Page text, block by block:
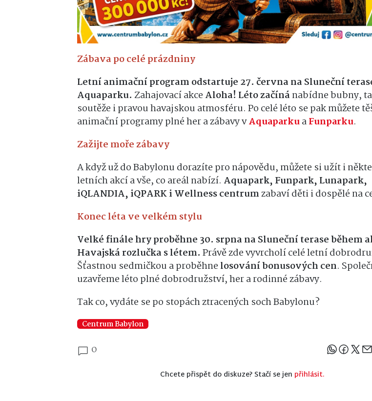
Zábava po celé prázdniny
Letní animační program odstartuje 27. června na Sluneční
Aquaparku. Zahajovací akce Aloha! Léto začíná nabídne bubny,
soutěže i pravou havajskou atmosféru. Po celé léto se pak můžete
animační programy plné her a zábavy vAquaparkuaFunparku.
Zažijte moře zábavy
A když už do Babylonu dorazíte pro nápovědu, můžete si užít i
letních akcí a vše, co areál nabízí. Aquapark, Funpark, Lunapark,
iQLANDIA, iQPARK i Wellness centrumzabaví děti i dospělé na
Konec léta ve velkém stylu
Velké finále hry proběhne 30. srpna na Sluneční terase během
Havajská rozlučka s létem. Právě zde vyvrcholí celé letní
Šťastnou sedmičkou a proběhne losování bonusových cen.
uzavřeme léto plné dobrodružství, her a rodinné zábavy.
Tak co, vydáte se po stopách ztracených soch Babylonu?
Centrum Babylon
0
Chcete přispět do diskuze? Stačí se jen přihlásit.